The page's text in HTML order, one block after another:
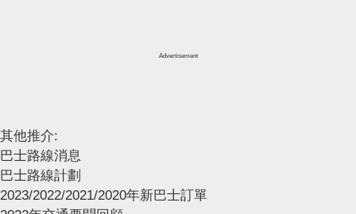
Advertisement
其他推介:
巴士路線消息
巴士路線計劃
2023/2022/2021/2020年新巴士訂單